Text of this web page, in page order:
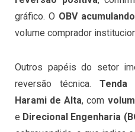
gráfico. O OBV acumulando
volume comprador
Outros papéis do setor
reversão técnica.
Harami de Alta, com
e Direcional Engenharia (